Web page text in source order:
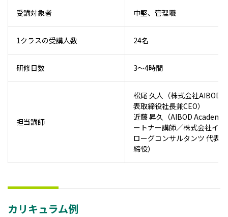
受講対象者 中堅、管理職
1クラスの受講人数 24名
研修日数 3～4時間
担当講師
松尾 久人（株式会社AIBOD
表取締役社長兼CEO）
近藤 昇久（AIBOD Academy
ートナー講師／株式会社イン
ローグコンサルタンツ 代表取
締役）
カリキュラム例